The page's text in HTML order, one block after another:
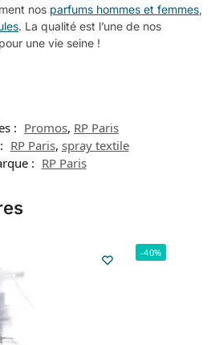
nos parfums hommes et femmes,
. La qualité est l’une de nos
une vie seine !
: Promos, RP Paris
RP Paris, spray textile
: RP Paris
-40%